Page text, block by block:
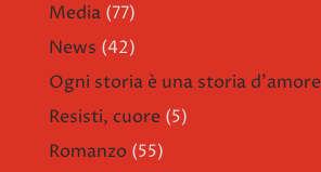
Media (77)
News (42)
Ogni storia è una storia d'amore
Resisti, cuore (5)
Romanzo (55)